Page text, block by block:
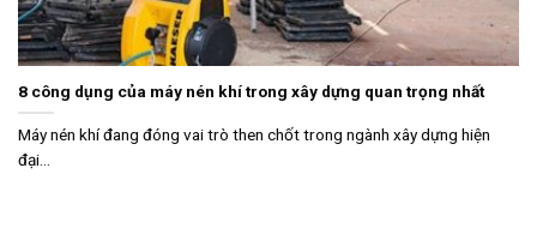
8 công dụng của máy nén khí trong xây dựng quan trọng nhất
Máy nén khí đang đóng vai trò then chốt trong ngành xây dựng hiện
đại...